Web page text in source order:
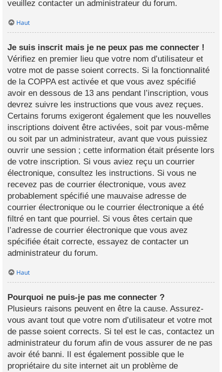
veuillez contacter un administrateur du forum.
Haut
Je suis inscrit mais je ne peux pas me connecter !
Vérifiez en premier lieu que votre nom d’utilisateur et
votre mot de passe soient corrects. Si la fonctionnalité
de la COPPA est activée et que vous avez spécifié
avoir en dessous de 13 ans pendant l’inscription, vous
devrez suivre les instructions que vous avez reçues.
Certains forums exigeront également que les nouvelles
inscriptions doivent être activées, soit par vous-même
ou soit par un administrateur, avant que vous puissiez
ouvrir une session ; cette information était présente lors
de votre inscription. Si vous aviez reçu un courrier
électronique, consultez les instructions. Si vous ne
recevez pas de courrier électronique, vous avez
probablement spécifié une mauvaise adresse de
courrier électronique ou le courrier électronique a été
filtré en tant que pourriel. Si vous êtes certain que
l’adresse de courrier électronique que vous avez
spécifiée était correcte, essayez de contacter un
administrateur du forum.
Haut
Pourquoi ne puis-je pas me connecter ?
Plusieurs raisons peuvent en être la cause. Assurez-
vous avant tout que votre nom d’utilisateur et votre mot
de passe soient corrects. Si tel est le cas, contactez un
administrateur du forum afin de vous assurer de ne pas
avoir été banni. Il est également possible que le
propriétaire du site internet ait un problème de